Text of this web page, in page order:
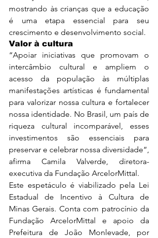
mostrando às crianças que a educação
é uma etapa essencial para seu
crescimento e desenvolvimento social.
Valor à cultura
“Apoiar iniciativas que promovam o
intercâmbio cultural e ampliem o
acesso da população às múltiplas
manifestações artísticas é fundamental
para valorizar nossa cultura e fortalecer
nossa identidade. No Brasil, um país de
riqueza cultural incomparável, esses
investimentos são essenciais para
preservar e celebrar nossa diversidade”,
afirma Camila Valverde, diretora-
executiva da Fundação ArcelorMittal.
Este espetáculo é viabilizado pela Lei
Estadual de Incentivo à Cultura de
Minas Gerais. Conta com patrocínio da
Fundação ArcelorMittal e apoio da
Prefeitura de João Monlevade, por